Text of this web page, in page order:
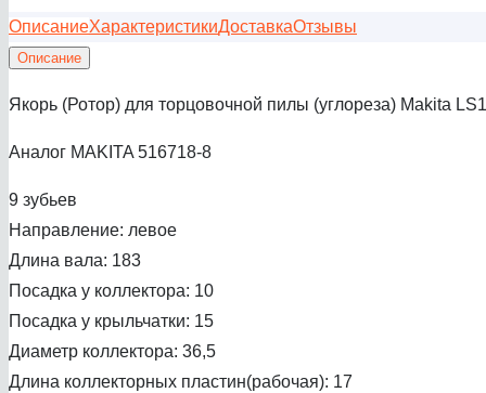
ОписаниеХарактеристикиДоставкаОтзывы
Описание
Якорь (Ротор) для торцовочной пилы (углореза) Makita
Аналог MAKITA 516718-8
9 зубьев
Направление: левое
Длина вала: 183
Посадка у коллектора: 10
Посадка у крыльчатки: 15
Диаметр коллектора: 36,5
Длина коллекторных пластин(рабочая): 17